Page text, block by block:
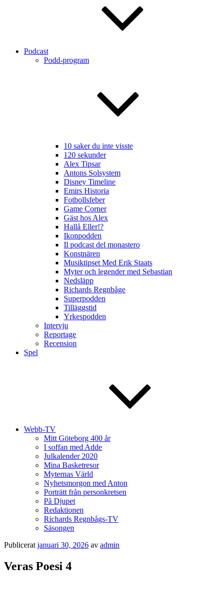
Podcast
Podd-program
10 saker du inte visste
120 sekunder
Alex Tipsar
Antons Solsystem
Disney Timeline
Emirs Historia
Fotbollsfeber
Game Corner
Gäst hos Alex
Hallå Eller!?
Ikonpodden
Il podcast del monastero
Konstnären
Musiktipset Med Erik Staats
Myter och legender med Sebastian
Nedsläpp
Richards Regnbåge
Superpodden
Tilläggstid
Yrkespodden
Intervju
Reportage
Recension
Spel
Webb-TV
Mitt Göteborg 400 år
I soffan med Adde
Julkalender 2020
Mina Basketresor
Myternas Värld
Nyhetsmorgon med Anton
Porträtt från personkretsen
På Djupet
Redaktionen
Richards Regnbågs-TV
Säsongen
Publicerat januari 30, 2026 av admin
Veras Poesi 4